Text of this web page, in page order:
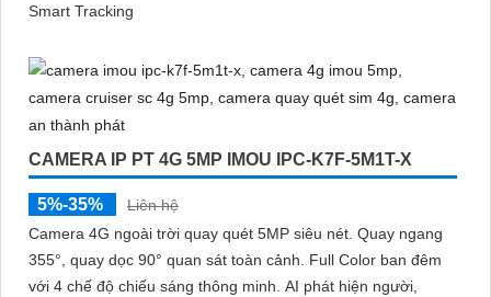
Smart Tracking
CAMERA IP PT 4G 5MP IMOU IPC-K7F-5M1T-X
5%-35%
Liên hệ
Camera 4G ngoài trời quay quét 5MP siêu nét. Quay ngang
355°, quay dọc 90° quan sát toàn cảnh. Full Color ban đêm
với 4 chế độ chiếu sáng thông minh. AI phát hiện người,